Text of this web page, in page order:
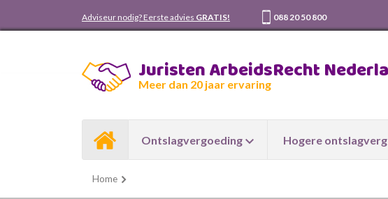
Adviseur nodig? Eerste advies GRATIS! 088 20 50 800
Juristen ArbeidsRecht
Meer dan 20 jaar ervaring
Ontslagvergoeding Hogere
Home